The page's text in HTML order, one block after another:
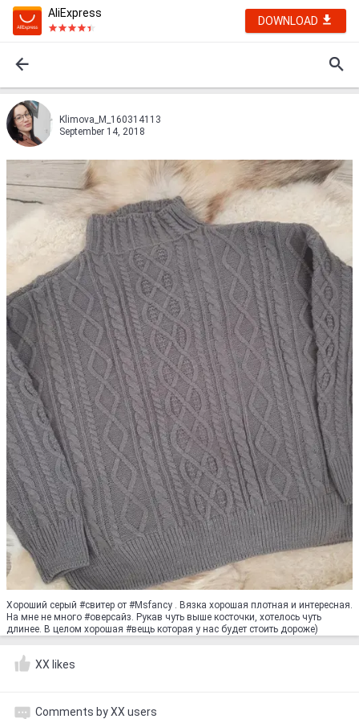
AliExpress
DOWNLOAD
Klimova_M_160314113
September 14, 2018
Хороший серый #свитер от #Msfancy . Вязка хорошая плотная и интересная.
На мне не много #оверсайз. Рукав чуть выше косточки, хотелось чуть
длинее. В целом хорошая #вещь которая у нас будет стоить дороже)
XX likes
Comments by XX users